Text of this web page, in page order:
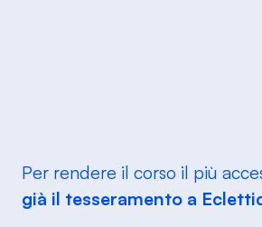
Per rendere il corso il più
già il tesseramento a